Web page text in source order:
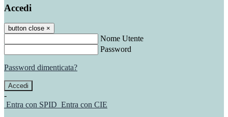
Accedi
button close ×
Nome Utente
Password
Password dimenticata?
-
Entra con SPID Entra con CIE